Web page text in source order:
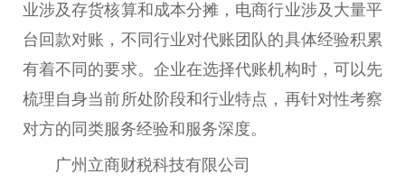
业涉及存货核算和成本分摊，电商行业涉及大量平
台回款对账，不同行业对代账团队的具体经验积累
有着不同的要求。企业在选择代账机构时，可以先
梳理自身当前所处阶段和行业特点，再针对性考察
对方的同类服务经验和服务深度。
广州立商财税科技有限公司